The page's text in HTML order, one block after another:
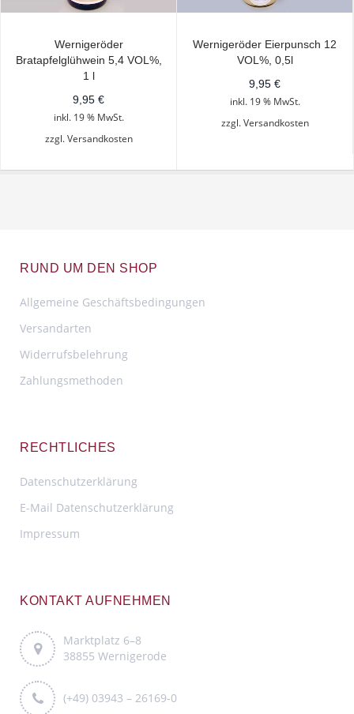
Wernigeröder
Bratapfelglühwein 5,4 VOL%,
1 l
9,95 €
inkl. 19 % MwSt.
zzgl. Versandkosten
Wernigeröder Eierpunsch 12
VOL%, 0,5l
9,95 €
inkl. 19 % MwSt.
zzgl. Versandkosten
RUND UM DEN SHOP
Allgemeine Geschäftsbedingungen
Versandarten
Widerrufsbelehrung
Zahlungsmethoden
RECHTLICHES
Datenschutzerklärung
E-Mail Datenschutzerklärung
Impressum
KONTAKT AUFNEHMEN
Marktplatz 6–8
38855 Wernigerode
(+49) 03943 – 26169-0